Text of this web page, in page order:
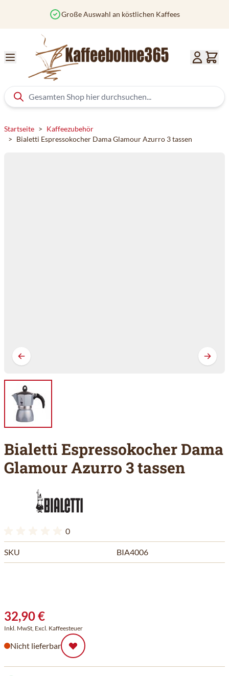
Kaffees Vor 12 Uhr bestellt?
Startseite > Kaffeezubehör
> Bialetti Espressokocher Dama Glamour Azurro 3 tassen
Bialetti Espressokocher Dama
Glamour Azurro 3 tassen
0
SKU BIA4006
32,90 €
Inkl. MwSt, Excl. Kaffeesteuer
Nicht lieferbar